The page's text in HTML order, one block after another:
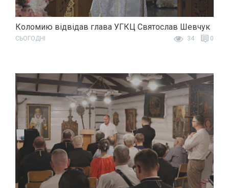
Коломию відвідав глава УГКЦ Святослав Шевчук
СЬОГОДНІ 34 0